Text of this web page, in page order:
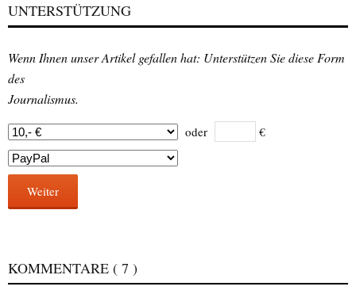
UNTERSTÜTZUNG
Wenn Ihnen unser Artikel gefallen hat: Unterstützen Sie diese Form
des
Journalismus.
oder €
Weiter
KOMMENTARE ( 7 )